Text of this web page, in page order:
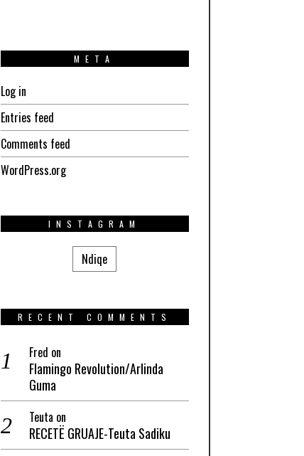
META
Log in
Entries feed
Comments feed
WordPress.org
INSTAGRAM
Ndiqe
RECENT COMMENTS
Fred on
Flamingo Revolution/Arlinda
Guma
Teuta on
RECETË GRUAJE-Teuta Sadiku